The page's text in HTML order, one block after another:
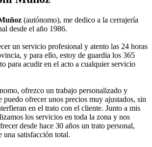
(autónomo), me dedico a la cerrajería
desde el año 1986.
un servicio profesional y atento las 24 horas
y para ello, estoy de guardia los 365
para acudir en el acto a cualquier servicio
ofrezco un trabajo personalizado y
puedo ofrecer unos precios muy ajustados, sin
en el trato con el cliente. Junto a mis
los servicios en toda la zona y nos
desde hace 30 años un trato personal,
una satisfacción total.